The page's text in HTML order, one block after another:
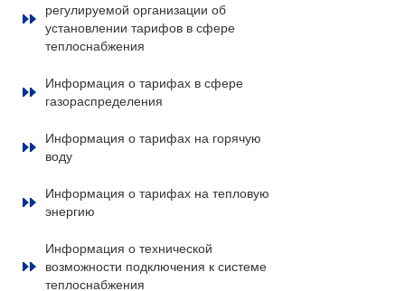
регулируемой организации об
установлении тарифов в сфере
теплоснабжения
Информация о тарифах в сфере
газораспределения
Информация о тарифах на горячую
воду
Информация о тарифах на тепловую
энергию
Информация о технической
возможности подключения к системе
теплоснабжения